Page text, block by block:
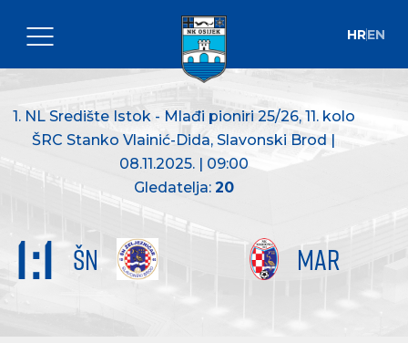
HREN
1. NL Središte Istok - Mlađi pioniri 25/26, 11. kolo
ŠRC Stanko Vlainić-Dida, Slavonski Brod |
08.11.2025. | 09:00
Gledatelja: 20
ŠN MAR
1:1